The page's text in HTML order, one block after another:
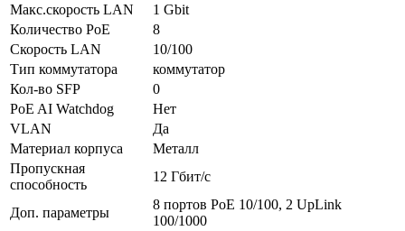
Макс.скорость LAN
1 Gbit
Количество PoE
8
Скорость LAN
10/100
Тип коммутатора
коммутатор
Кол-во SFP
0
PoE AI Watchdog
Нет
VLAN
Да
Материал корпуса
Металл
Пропускная
способность
12 Гбит/с
Доп. параметры
8 портов PoE 10/100, 2 UpLink
100/1000